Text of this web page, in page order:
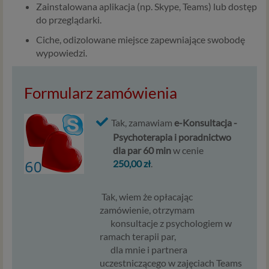
Zainstalowana aplikacja (np. Skype, Teams) lub dostęp
do przeglądarki.
Ciche, odizolowane miejsce zapewniające swobodę
wypowiedzi.
Formularz zamówienia
Tak, zamawiame-Konsultacja -
Psychoterapia i poradnictwo
dla par 60 minw cenie
250,00 zł.
Tak, wiem że opłacając
zamówienie, otrzymam
konsultacje z psychologiem w
ramach terapii par,
dla mnie i partnera
uczestniczącego w zajęciach Teams
przetwarzania danych jest uzasadniony interes
administratora – do czasu istnienia tego uzasadnionego
Administratorzy
Consulting Aneta Styńska właściciel serwisu
możesz sprawdzić wchodząc na podstrone Kontakt.
Znajdziesz tam również informację o naszych Zaufanych
Partnerach, czyli firmach i innych podmiotów, z którymi
współpracujemy głównie w zakresie administracyjnym,
technologicznym koniecznym do prowadzenia serwisu i
Przekazywanie danych
Twoje dane będą przetwarzać Psychology Consulting
właściciel serwisu Psychorada.pl i Zaufani Partnerzy.
Twoje dane mogą być również powierzone do